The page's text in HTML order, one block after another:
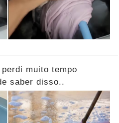
muito tempo
saber disso..